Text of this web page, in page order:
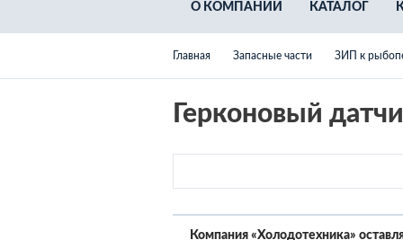
О КОМПАНИИ КАТАЛОГ
Главная Запасные части ЗИП к
Герконовый
Компания «Холодотехника»